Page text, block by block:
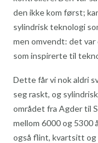
den ikke kom først;
sylindrisk teknologi
men omvendt: det
som inspirerte til
Dette får vi nok aldri
seg raskt, og
området fra Agder til
mellom 6000 og 5300
også flint, kvartsitt